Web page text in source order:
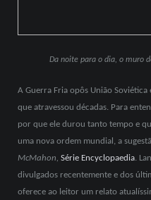
Da noite para o dia, o muro
A Guerra Fria opôs União
que atravessou décadas. Para
por que ele durou tanto tempo e
uma nova ordem mundial, a
McMahon, Série Encyclopaedia.
divulgados recentemente e dos
oferece ao leitor um relato